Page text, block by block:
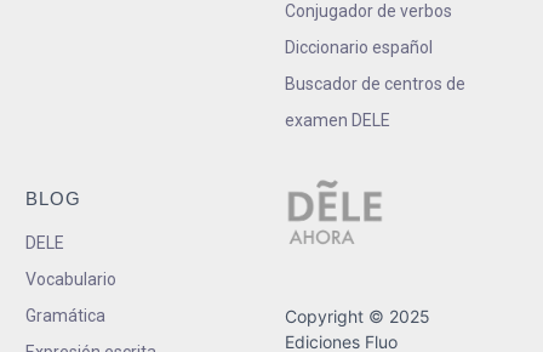
Conjugador de verbos
Diccionario español
Buscador de centros de
examen DELE
BLOG
DELE
Vocabulario
Gramática
Copyright © 2025
Ediciones Fluo